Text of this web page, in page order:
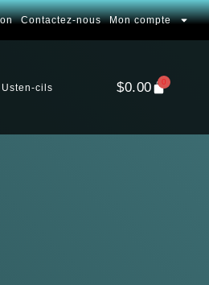
Contactez-nous Mon compte
cils $0.00 0